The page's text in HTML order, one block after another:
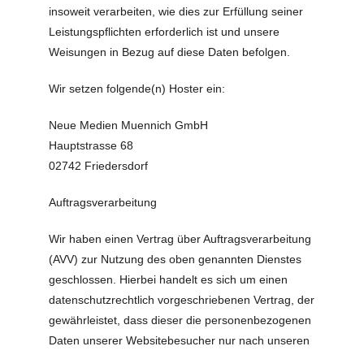
insoweit verarbeiten, wie dies zur Erfüllung seiner
Leistungspflichten erforderlich ist und unsere
Weisungen in Bezug auf diese Daten befolgen.
Wir setzen folgende(n) Hoster ein:
Neue Medien Muennich GmbH
Hauptstrasse 68
02742 Friedersdorf
Auftragsverarbeitung
Wir haben einen Vertrag über Auftragsverarbeitung
(AVV) zur Nutzung des oben genannten Dienstes
geschlossen. Hierbei handelt es sich um einen
datenschutzrechtlich vorgeschriebenen Vertrag, der
gewährleistet, dass dieser die personenbezogenen
Daten unserer Websitebesucher nur nach unseren